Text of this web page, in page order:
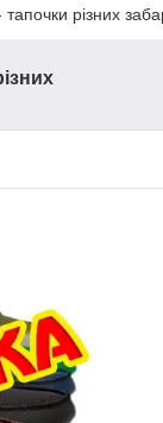
різних